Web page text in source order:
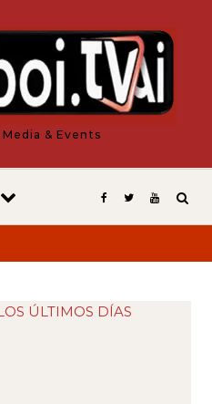
& Events